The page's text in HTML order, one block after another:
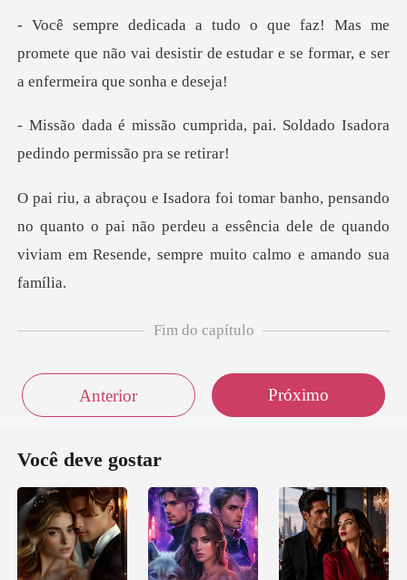
e
promete que não vai desistir de estudar e se
da, pai. Soldado Isadora
pedi
no quanto o pai não perdeu a essência dele de quando
vi
Fim do capítulo
Anterior Próximo
Você deve gostar